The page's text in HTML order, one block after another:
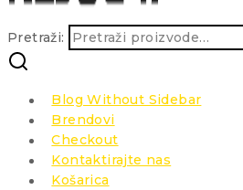
Pretraži:
Blog Without Sidebar
Brendovi
Checkout
Kontaktirajte nas
Košarica